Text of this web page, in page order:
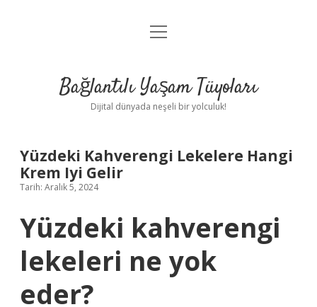
Anasayfa
Yasal Uyarı
menüyü
Bağlantılı Yaşam Tüyoları
Dijital dünyada neşeli bir yolculuk!
Yüzdeki Kahverengi Lekelere Hangi
Krem Iyi Gelir
Tarih: Aralık 5, 2024
Yüzdeki kahverengi
lekeleri ne yok
eder?